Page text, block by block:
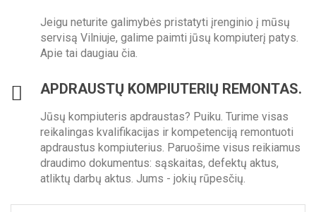
Jeigu neturite galimybės pristatyti įrenginio į mūsų
servisą Vilniuje, galime paimti jūsų kompiuterį patys.
Apie tai daugiau čia.
APDRAUSTŲ KOMPIUTERIŲ REMONTAS.
Jūsų kompiuteris apdraustas? Puiku. Turime visas
reikalingas kvalifikacijas ir kompetenciją remontuoti
apdraustus kompiuterius. Paruošime visus reikiamus
draudimo dokumentus: sąskaitas, defektų aktus,
atliktų darbų aktus. Jums - jokių rūpesčių.